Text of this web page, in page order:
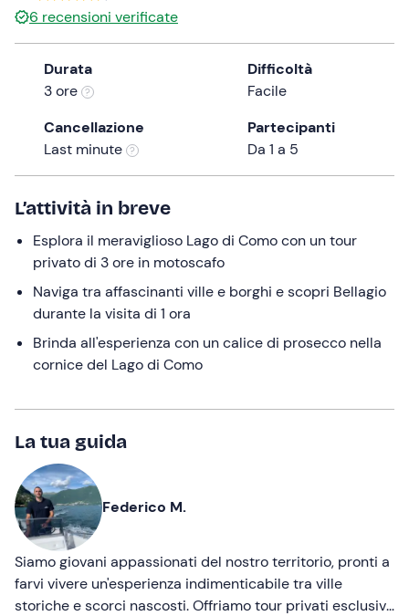
the
question
mark
keyboard
shortcuts
for
changing
dates.
6 recensioni verificate
Durata
3 ore
Difficoltà
Facile
Cancellazione
Last minute
Partecipanti
Da 1 a 5
L’attività in breve
Esplora il meraviglioso Lago di Como con un tour
privato di 3 ore in motoscafo
Naviga tra affascinanti ville e borghi e scopri Bellagio
durante la visita di 1 ora
Brinda all'esperienza con un calice di prosecco nella
cornice del Lago di Como
La tua guida
Federico M.
Siamo giovani appassionati del nostro territorio, pronti a
farvi vivere un'esperienza indimenticabile tra ville
storiche e scorci nascosti. Offriamo tour privati esclusivi,